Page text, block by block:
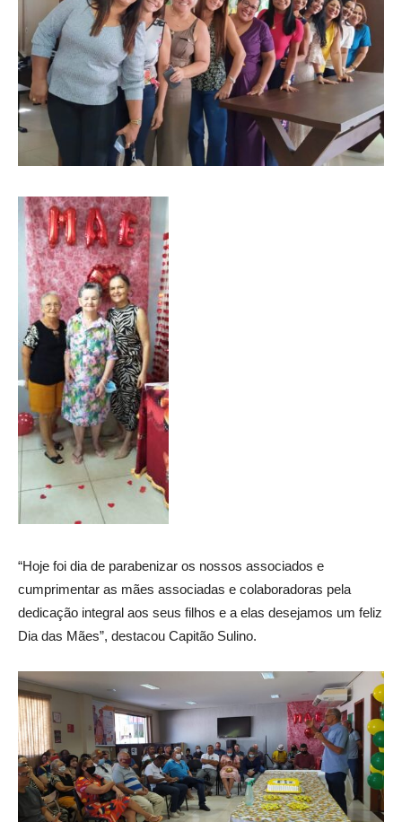
“Hoje foi dia de parabenizar os nossos associados e
cumprimentar as mães associadas e colaboradoras pela
dedicação integral aos seus filhos e a elas desejamos um feliz
Dia das Mães”, destacou Capitão Sulino.